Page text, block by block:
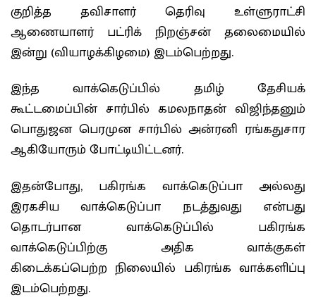
குறித்த தவிசாளர் தெரிவு உள்ளுராட்சி
ஆணையாளர் பட்ரிக் நிறஞ்சன் தலைமையில்
இன்று (வியாழக்கிழமை) இடம்பெற்றது.
இந்த வாக்கெடுப்பில் தமிழ் தேசியக்
கூட்டமைப்பின் சார்பில் கமலநாதன் விஜிந்தனும்
பொதுஜன பெரமுன சார்பில் அன்ரனி ரங்கதுசார
ஆகியோரும் போட்டியிட்டனர்.
இதன்போது, பகிரங்க வாக்கெடுப்பா அல்லது
இரகசிய வாக்கெடுப்பா நடத்துவது என்பது
தொடர்பான வாக்கெடுப்பில் பகிரங்க
வாக்கெடுப்பிற்கு அதிக வாக்குகள்
கிடைக்கப்பெற்ற நிலையில் பகிரங்க வாக்களிப்பு
இடம்பெற்றது.